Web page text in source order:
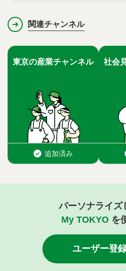
関連チャンネル
パーソナライズ
My TOKYOを
ユーザー登